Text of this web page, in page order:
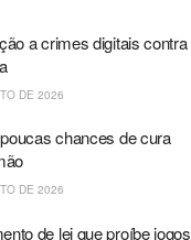
a crimes digitais contra
DE 2026
chances de cura
DE 2026
de lei que proíbe jogos